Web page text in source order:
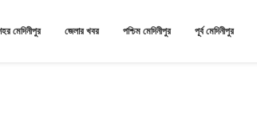
মেদিনীপুর জেলার খবর পশ্চিম মেদিনীপুর পূর্ব মেদিনীপুর